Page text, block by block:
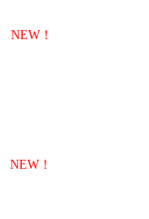
NEW！
NEW！